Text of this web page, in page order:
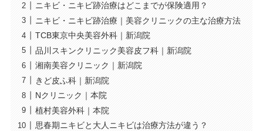
ニキビ・ニキビ跡治療はどこまでが保険適用？
ニキビ・ニキビ跡治療｜美容クリニックの主な治療方法
TCB東京中央美容外科｜新潟院
品川スキンクリニック美容皮フ科｜新潟院
湘南美容クリニック｜新潟院
きど皮ふ科｜新潟院
Nクリニック｜本院
植村美容外科｜本院
思春期ニキビと大人ニキビは治療方法が違う？